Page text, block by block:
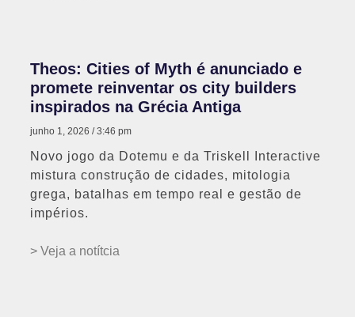
Theos: Cities of Myth é anunciado e
promete reinventar os city builders
inspirados na Grécia Antiga
junho 1, 2026 3:46 pm
Novo jogo da Dotemu e da Triskell Interactive
mistura construção de cidades, mitologia
grega, batalhas em tempo real e gestão de
impérios.
> Veja a notítcia